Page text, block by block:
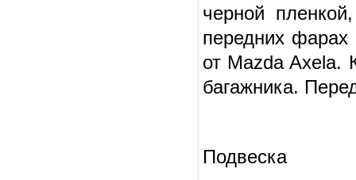
черной
передних фарах
от Mazda Axela.
багажника.
Подвеска